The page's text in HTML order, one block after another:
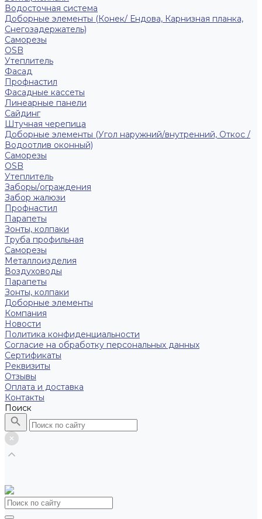
Водосточная система
Доборные элементы (Конек/ Ендова, Карнизная планка,
Снегозадержатель)
Саморезы
ОSB
Утеплитель
Фасад
Профнастил
Фасадные кассеты
Линеарные панели
Сайдинг
Штучная черепица
Доборные элементы (Угол наружний/внутренний, Откос /
Водоотлив оконный)
Саморезы
OSB
Утеплитель
Заборы/ограждения
Забор жалюзи
Профнастил
Парапеты
Зонты, колпаки
Труба профильная
Саморезы
Металлоизделия
Воздуховоды
Парапеты
Зонты, колпаки
Доборные элементы
Компания
Новости
Политика конфиденциальности
Согласие на обработку персональных данных
Сертификаты
Реквизиты
Отзывы
Оплата и доставка
Контакты
Поиск